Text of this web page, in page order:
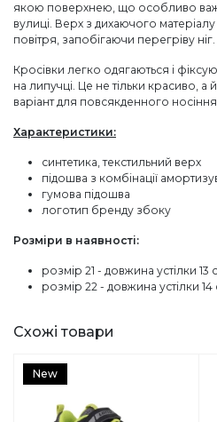
якою поверхнею, що особливо
вулиці. Верх з дихаючого
повітря, запобігаючи перегріву ніг.
Кросівки легко одягаються і
на липучці. Це не тільки красиво, а
варіант для повсякденного
Характеристики:
синтетика, текстильний верх
підошва з комбінації
гумова підошва
логотип бренду збоку
Розміри в наявності:
розмір 21 - довжина устілки 13
розмір 22 - довжина устілки 14
Схожі товари
New